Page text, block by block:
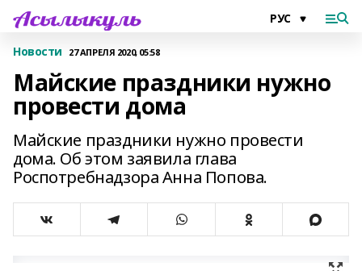
Новости 27 АПРЕЛЯ 2020, 05:58
Майские праздники нужно
провести дома
Майские праздники нужно провести
дома. Об этом заявила глава
Роспотребнадзора Анна Попова.